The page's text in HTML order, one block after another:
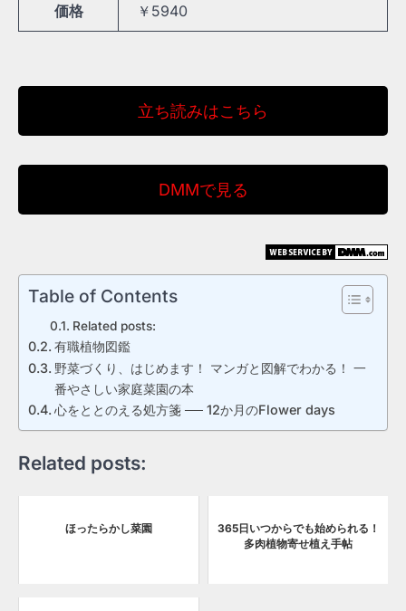
価格 ￥5940
立ち読みはこちら
DMMで見る
Table of Contents
Related posts:
有職植物図鑑
野菜づくり、はじめます！ マンガと図解でわかる！ 一
番やさしい家庭菜園の本
心をととのえる処方箋 ── 12か月のFlower days
Related posts:
ほったらかし菜園
365日いつからでも始められる！
多肉植物寄せ植え手帖